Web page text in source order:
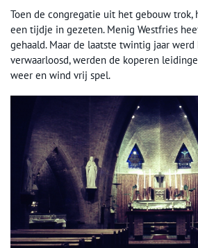
Toen de congregatie uit het gebouw trok,
een tijdje in gezeten. Menig Westfries
gehaald. Maar de laatste twintig jaar
verwaarloosd, werden de koperen
weer en wind vrij spel.